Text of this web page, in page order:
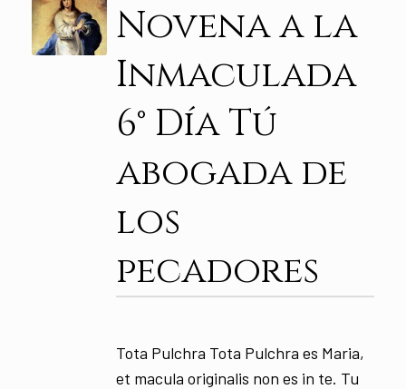
Novena a la
Inmaculada
6° Día Tú
abogada de
los
pecadores
Tota Pulchra Tota Pulchra es Maria,
et macula originalis non es in te. Tu